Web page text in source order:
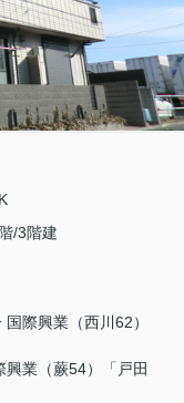
/3階建
国際興業（西川62）
興業（蕨54）「戸田